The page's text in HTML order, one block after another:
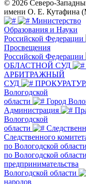
© 2026 Северо-
имени О. Е.
Министерство
Образования и Науки
Российской Федерации
Просвещения
Российской Федерации
ОБЛАСТНОЙ СУД
АРБИТРАЖНЫЙ
СУД
Вологодской
области
Город
Администрация
Вологодской
области
Следственного
по Вологодской области
по Вологодской области
предпринимательства
Вологодской области
народов